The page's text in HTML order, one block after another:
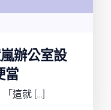
辦公室設
當
這就 […]